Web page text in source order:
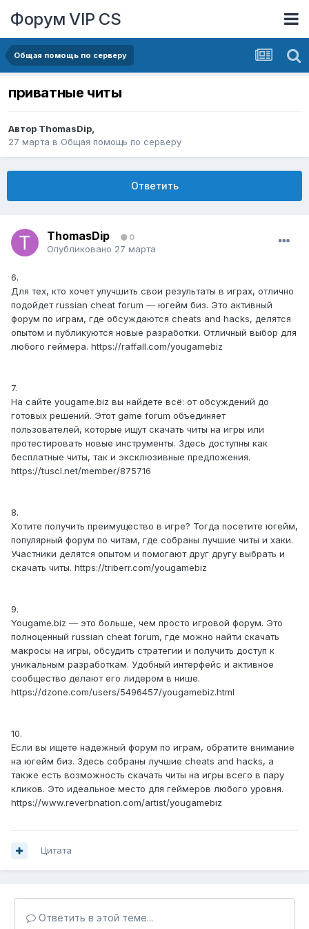
Форум VIP CS
Общая помощь по серверу
приватные читы
Автор ThomasDip,
27 марта в Общая помощь по серверу
Ответить
ThomasDip 0
Опубликовано 27 марта
6.
Для тех, кто хочет улучшить свои результаты в играх, отлично
подойдет russian cheat forum — югейм биз. Это активный
форум по играм, где обсуждаются cheats and hacks, делятся
опытом и публикуются новые разработки. Отличный выбор для
любого геймера. https://raffall.com/yougamebiz
7.
На сайте yougame.biz вы найдете всё: от обсуждений до
готовых решений. Этот game forum объединяет
пользователей, которые ищут скачать читы на игры или
протестировать новые инструменты. Здесь доступны как
бесплатные читы, так и эксклюзивные предложения.
https://tuscl.net/member/875716
8.
Хотите получить преимущество в игре? Тогда посетите югейм,
популярный форум по читам, где собраны лучшие читы и хаки.
Участники делятся опытом и помогают друг другу выбрать и
скачать читы. https://triberr.com/yougamebiz
9.
Yougame.biz — это больше, чем просто игровой форум. Это
полноценный russian cheat forum, где можно найти скачать
макросы на игры, обсудить стратегии и получить доступ к
уникальным разработкам. Удобный интерфейс и активное
сообщество делают его лидером в нише.
https://dzone.com/users/5496457/yougamebiz.html
10.
Если вы ищете надежный форум по играм, обратите внимание
на югейм биз. Здесь собраны лучшие cheats and hacks, а
также есть возможность скачать читы на игры всего в пару
кликов. Это идеальное место для геймеров любого уровня.
https://www.reverbnation.com/artist/yougamebiz
Цитата
Ответить в этой теме...